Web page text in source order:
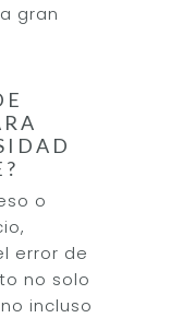
gran
o
error de
no solo
incluso